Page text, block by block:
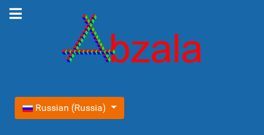
Выберите язык
Russian (Russia)